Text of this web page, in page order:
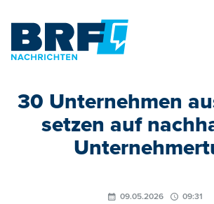
30 Unternehmen
setzen auf
09.05.2026 09:31